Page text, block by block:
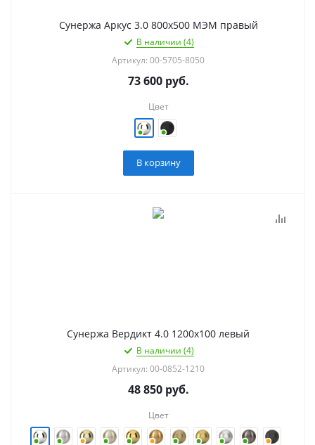
Сунержа Аркус 3.0 800х500 МЭМ правый
В наличии (4)
Артикул: 00-5705-8050
73 600руб.
Цвет
В корзину
Сунержа Вердикт 4.0 1200х100 левый
В наличии (4)
Артикул: 00-0852-1210
48 850руб.
Цвет